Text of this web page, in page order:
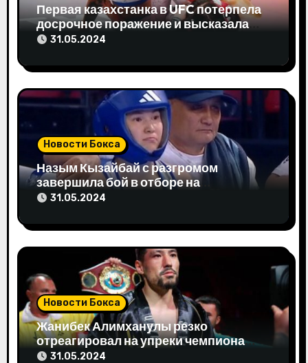
а
и
с
я
м
Первая казахстанка в UFC потерпела
досрочное поражение и высказала
свое мнение
31.05.2024
Новости Бокса
Назым Кызайбай с разгромом
завершила бой в отборе на
Олимпиаду-2024
31.05.2024
Новости Бокса
Жанибек Алимханулы резко
отреагировал на упреки чемпиона
мира
31.05.2024